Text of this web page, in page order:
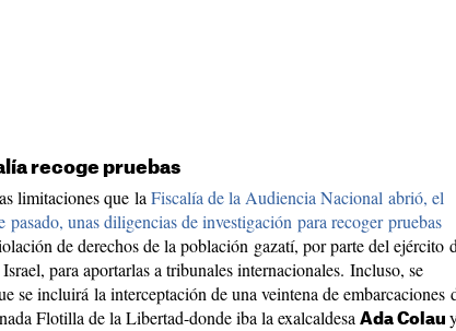
recoge pruebas
limitaciones que la Fiscalía de la Audiencia Nacional abrió, el
pasado, unas diligencias de investigación para recoger pruebas
de derechos de la población gazatí, por parte del ejército
para aportarlas a tribunales internacionales. Incluso, se
se incluirá la interceptación de una veintena de embarcaciones
Flotilla de la Libertad-donde iba la exalcaldesa Ada Colau